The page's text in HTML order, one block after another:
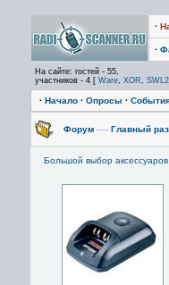
·
·
На сайте: гостей - 55,
участников - 4 [ Ware, XOR, SWL2
· Начало · Опросы ·
Форум —› Главный
Большой выбор